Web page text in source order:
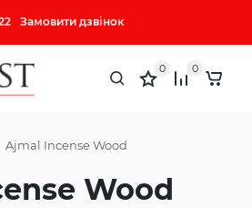
Замовити дзвінок
0 0
Ajmal Incense Wood
Wood